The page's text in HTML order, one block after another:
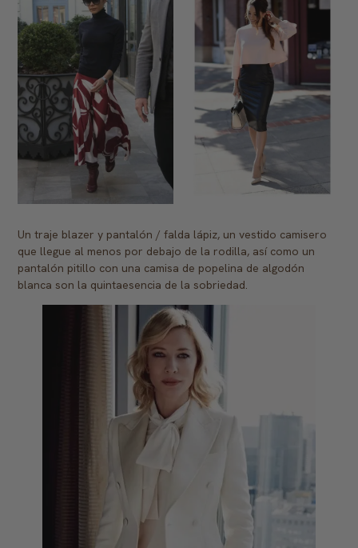
Un traje blazer y pantalón / falda lápiz, un vestido camisero
que llegue al menos por debajo de la rodilla, así como un
pantalón pitillo con una camisa de popelina de algodón
blanca son la quintaesencia de la sobriedad.